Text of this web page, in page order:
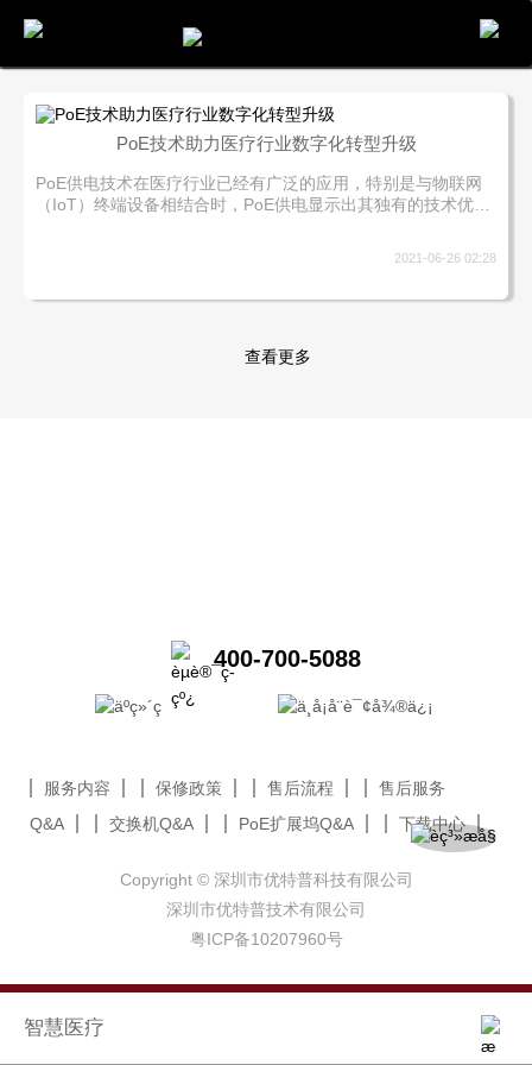
智慧医疗
​PoE技术助力医疗行业数字化转型升级
PoE供电技术在医疗行业已经有广泛的应用，特别是与物联网
（IoT）终端设备相结合时，PoE供电显示出其独有的技术优
PoE线缆就能完成供电与传输，从而简化布线、降低安装和运
2021-06-26 02:28
查看更多
400-700-5088
服务内容 保修政策 售后流程
售后服务
Q&A
交换机Q&A PoE扩展坞Q&A 下载中心
Copyright © 深圳市优特普科技有限公司
深圳市优特普技术有限公司
粤ICP备10207960号
电话 留言